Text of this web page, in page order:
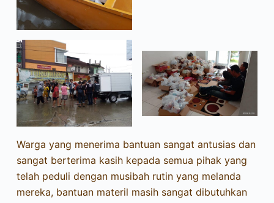
Warga yang menerima bantuan sangat antusias dan
sangat berterima kasih kepada semua pihak yang
telah peduli dengan musibah rutin yang melanda
mereka, bantuan materil masih sangat dibutuhkan